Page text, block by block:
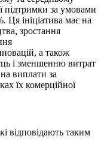
підтримки за умовами
Ця ініціатива має на
зростання
а також
і зменшенню витрат
виплати за
їх комерційної
відповідають таким